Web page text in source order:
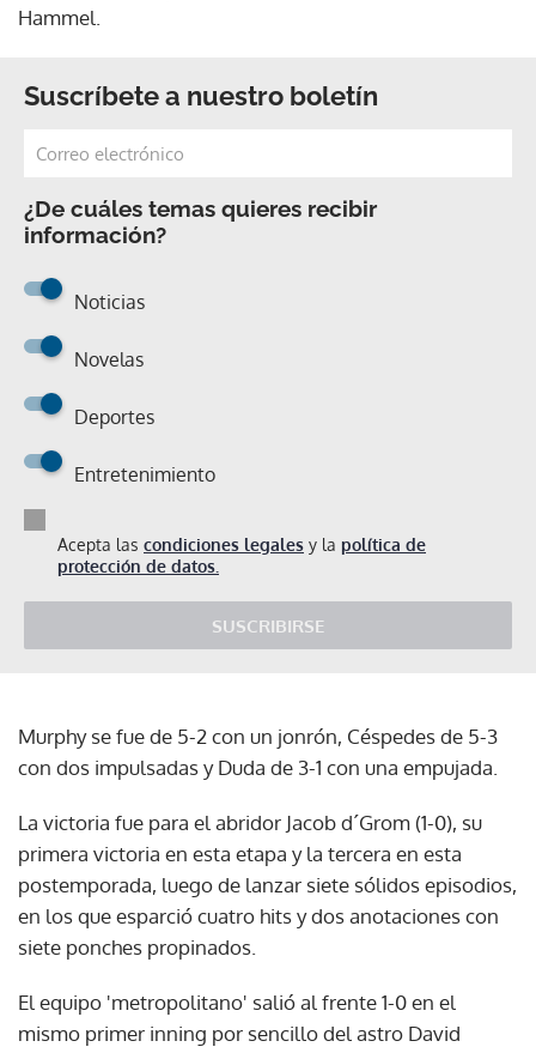
Hammel.
Suscríbete a nuestro boletín
¿De cuáles temas quieres recibir
información?
Noticias
Novelas
Deportes
Entretenimiento
Acepta las condiciones legales y la política de
protección de datos.
SUSCRIBIRSE
Murphy se fue de 5-2 con un jonrón, Céspedes de 5-3
con dos impulsadas y Duda de 3-1 con una empujada.
La victoria fue para el abridor Jacob d´Grom (1-0), su
primera victoria en esta etapa y la tercera en esta
postemporada, luego de lanzar siete sólidos episodios,
en los que esparció cuatro hits y dos anotaciones con
siete ponches propinados.
El equipo 'metropolitano' salió al frente 1-0 en el
mismo primer inning por sencillo del astro David